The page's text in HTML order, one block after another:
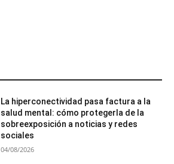
La hiperconectividad pasa factura a la
salud mental: cómo protegerla de la
sobreexposición a noticias y redes
sociales
04/08/2026